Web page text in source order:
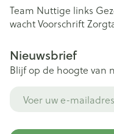
Team Nuttige links
wachtVoorschrift
Nieuwsbrief
Blijf op de hoogte van